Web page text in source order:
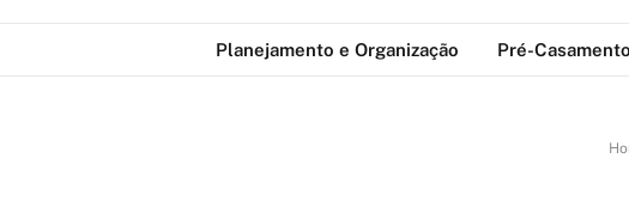
Planejamento e Organização Pré-Casamento